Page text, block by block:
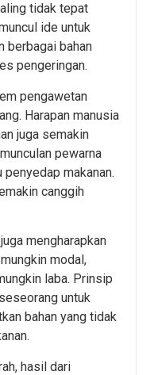
tidak tepat
ide untuk
berbagai bahan
pengeringan.
pengawetan
Harapan manusia
juga semakin
pewarna
penyedap makanan.
canggih
mengharapkan
modal,
laba. Prinsip
untuk
bahan yang tidak
hasil dari